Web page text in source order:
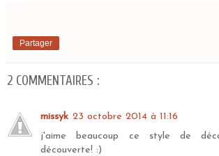
Partager
2 COMMENTAIRES :
missyk 23 octobre 2014 à 11:16
j'aime beaucoup ce style de
découverte! :)